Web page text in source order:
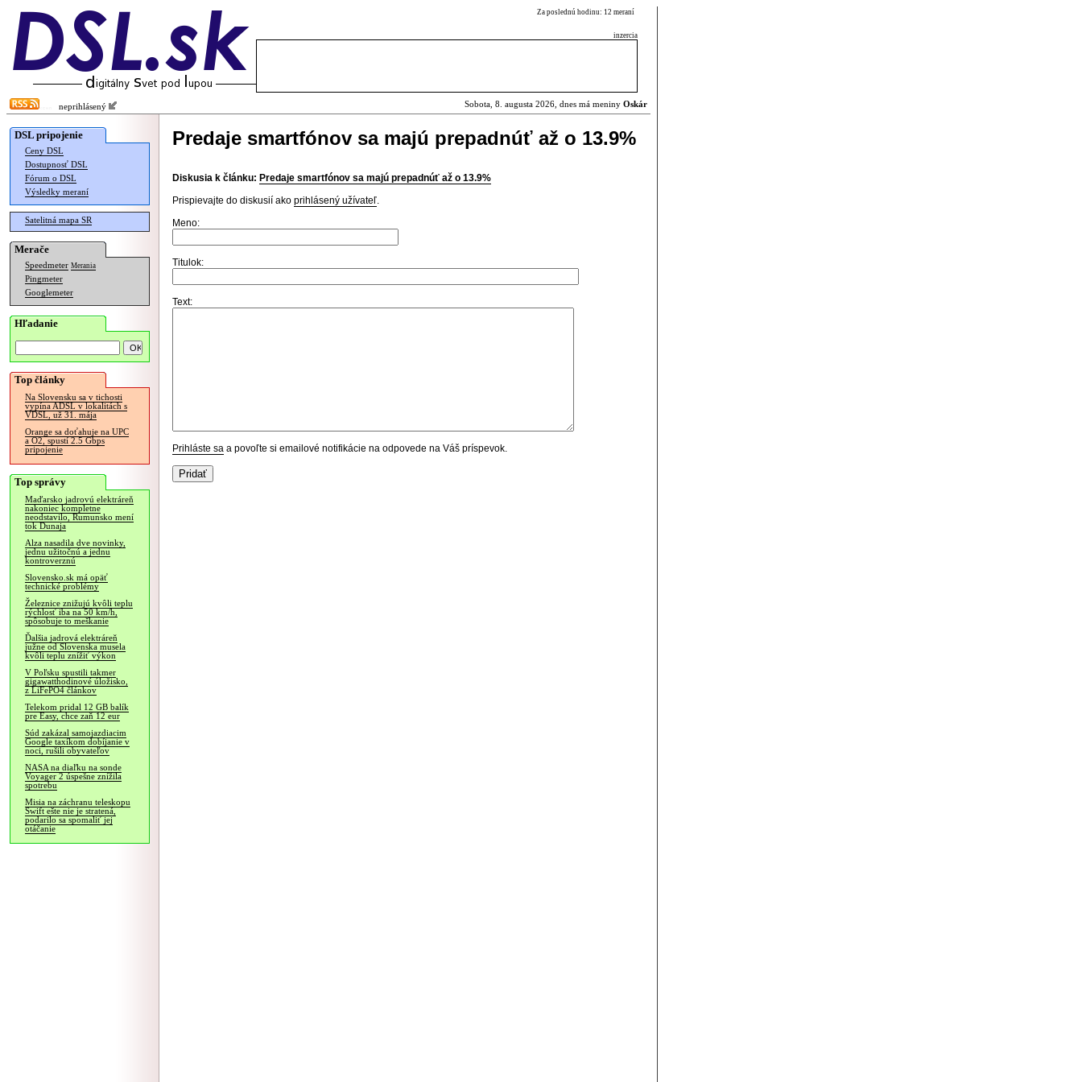
Za poslednú hodinu: 12 meraní
inzercia
neprihlásený Sobota, 8. augusta 2026, dnes má meniny Oskár
DSL pripojenie
Ceny DSL
Dostupnosť DSL
Fórum o DSL
Výsledky meraní
Satelitná mapa SR
Merače
Speedmeter Merania
Pingmeter
Googlemeter
Hľadanie
Top články
Na Slovensku sa v tichosti
vypína ADSL v lokalitách s
VDSL, už 31. mája
Orange sa doťahuje na UPC
a O2, spustí 2.5 Gbps
pripojenie
Top správy
Maďarsko jadrovú elektráreň
nakoniec kompletne
neodstavilo, Rumunsko mení
tok Dunaja
Alza nasadila dve novinky,
jednu užitočnú a jednu
kontroverznú
Slovensko.sk má opäť
technické problémy
Železnice znižujú kvôli teplu
rýchlosť iba na 50 km/h,
spôsobuje to meškanie
Ďalšia jadrová elektráreň
južne od Slovenska musela
kvôli teplu znížiť výkon
V Poľsku spustili takmer
gigawatthodinové úložisko,
z LiFePO4 článkov
Telekom pridal 12 GB balík
pre Easy, chce zaň 12 eur
Súd zakázal samojazdiacim
Google taxíkom dobíjanie v
noci, rušili obyvateľov
NASA na diaľku na sonde
Voyager 2 úspešne znížila
spotrebu
Misia na záchranu teleskopu
Swift ešte nie je stratená,
podarilo sa spomaliť jej
otáčanie
Predaje smartfónov sa majú prepadnúť až o 13.9%
Diskusia k článku: Predaje smartfónov sa majú prepadnúť až o 13.9%
Prispievajte do diskusií ako prihlásený užívateľ.
Meno:
Titulok:
Text:
Prihláste sa a povoľte si emailové notifikácie na odpovede na Váš príspevok.